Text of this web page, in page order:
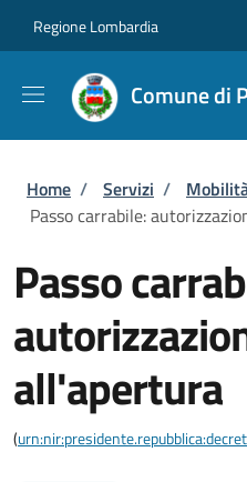
Regione Lombardia
Comune di
Briciole di
Home / Servizi /
Passo carrabile:
Passo
all'apertura
(